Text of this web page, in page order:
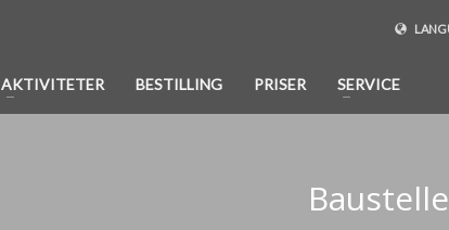
AKTIVITETER BESTILLING PRISER SERVICE